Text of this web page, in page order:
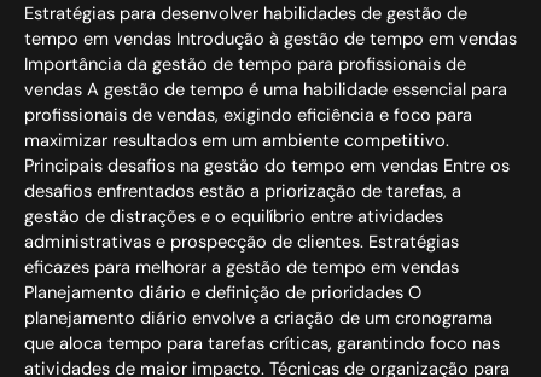
Estratégias para desenvolver habilidades de gestão de
tempo em vendas Introdução à gestão de tempo em vendas
Importância da gestão de tempo para profissionais de
vendas A gestão de tempo é uma habilidade essencial para
profissionais de vendas, exigindo eficiência e foco para
maximizar resultados em um ambiente competitivo.
Principais desafios na gestão do tempo em vendas Entre os
desafios enfrentados estão a priorização de tarefas, a
gestão de distrações e o equilíbrio entre atividades
administrativas e prospecção de clientes. Estratégias
eficazes para melhorar a gestão de tempo em vendas
Planejamento diário e definição de prioridades O
planejamento diário envolve a criação de um cronograma
que aloca tempo para tarefas críticas, garantindo foco nas
atividades de maior impacto. Técnicas de organização para